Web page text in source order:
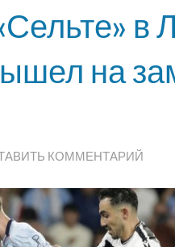
в
на
КОММЕНТАРИЙ